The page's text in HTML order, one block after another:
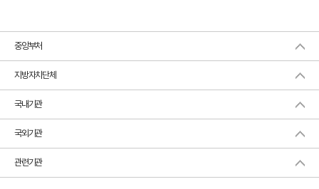
중앙부처
지방자치단체
국내기관
국외기관
관련기관